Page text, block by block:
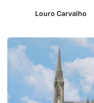
Louro Carvalho